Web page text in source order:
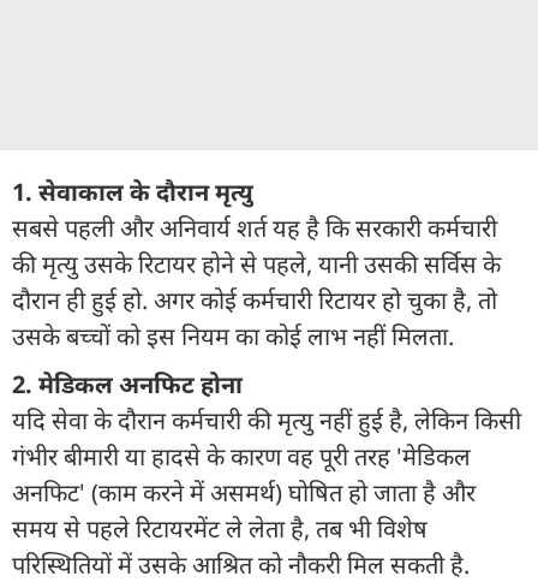
1. सेवाकाल के दौरान मृत्यु
सबसे पहली और अनिवार्य शर्त यह है कि सरकारी कर्मचारी
की मृत्यु उसके रिटायर होने से पहले, यानी उसकी सर्विस के
दौरान ही हुई हो. अगर कोई कर्मचारी रिटायर हो चुका है, तो
उसके बच्चों को इस नियम का कोई लाभ नहीं मिलता.
2. मेडिकल अनफिट होना
यदि सेवा के दौरान कर्मचारी की मृत्यु नहीं हुई है, लेकिन किसी
गंभीर बीमारी या हादसे के कारण वह पूरी तरह 'मेडिकल
अनफिट' (काम करने में असमर्थ) घोषित हो जाता है और
समय से पहले रिटायरमेंट ले लेता है, तब भी विशेष
परिस्थितियों में उसके आश्रित को नौकरी मिल सकती है.